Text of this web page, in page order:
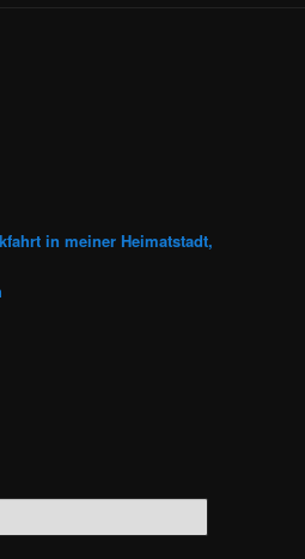
in meiner Heimatstadt,